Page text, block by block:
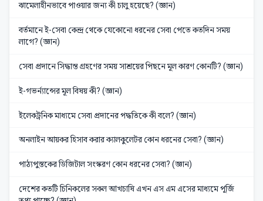
ঝামেলাহীনভাবে পাওয়ার জন্য কী চালু হয়েছে? (জ্ঞান)
বর্তমানে ই-সেবা কেন্দ্র থেকে যেকোনো ধরনের সেবা পেতে কতদিন সময়
লাগে? (জ্ঞান)
সেবা প্রদানে সিদ্ধান্ত গ্রহণের সময় সাশ্রয়ের পিছনে মূল কারণ কোনটি? (জ্ঞান)
ই-গভর্ন্যান্সের মূল বিষয় কী? (জ্ঞান)
ইলেকট্রনিক মাধ্যমে সেবা প্রদানের পদ্ধতিকে কী বলে? (জ্ঞান)
অনলাইন আয়কর হিসাব করার ক্যালকুলেটর কোন ধরনের সেবা? (জ্ঞান)
পাঠ্যপুস্তকের ডিজিটাল সংস্করণ কোন ধরনের সেবা? (জ্ঞান)
দেশের কতটি চিনিকলের সকল আখচাষি এখন এস এম এসের মাধ্যমে পূর্জি